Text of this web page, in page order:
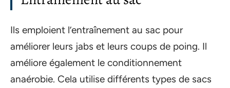
Ils emploient l’entraînement au sac pour
améliorer leurs jabs et leurs coups de poing. Il
améliore également le conditionnement
anaérobie. Cela utilise différents types de sacs